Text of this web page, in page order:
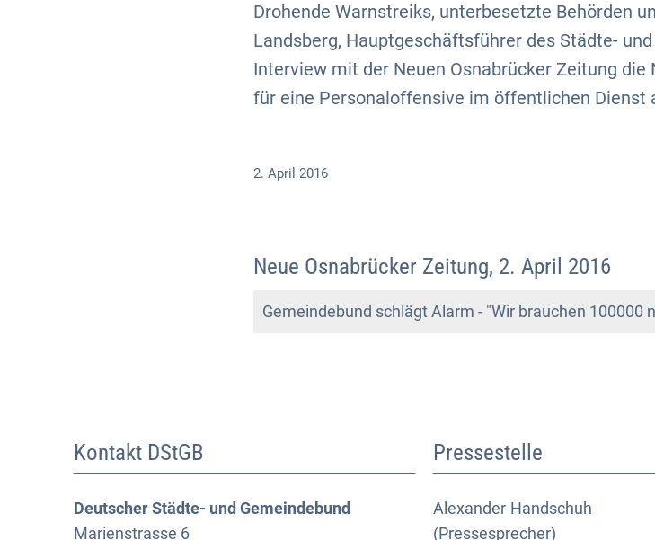
Drohende Warnstreiks, unterbesetzte Behörden
Landsberg, Hauptgeschäftsführer des Städte-
Interview mit der Neuen Osnabrücker Zeitung
für eine Personaloffensive im öffentlichen Dienst
2. April 2016
Neue Osnabrücker Zeitung, 2. April 2016
Gemeindebund schlägt Alarm - "Wir brauchen 100000
Kontakt DStGB
Deutscher Städte- und Gemeindebund
Marienstrasse 6
Pressestelle
Alexander Handschuh
(Pressesprecher)
Alexander Handschuh